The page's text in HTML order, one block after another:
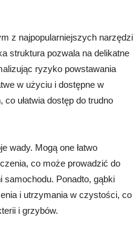
z najpopularniejszych narzędzi
struktura pozwala na delikatne
ryzyko powstawania
w użyciu i dostępne w
ułatwia dostęp do trudno
wady. Mogą one łatwo
co może prowadzić do
samochodu. Ponadto, gąbki
i utrzymania w czystości, co
i grzybów.